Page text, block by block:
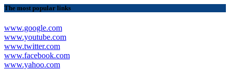
The most popular links
www.google.com
www.youtube.com
www.twitter.com
www.facebook.com
www.yahoo.com